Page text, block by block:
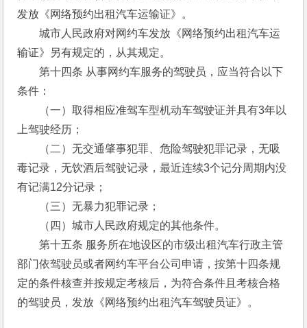
发放《网络预约出租汽车运输证》。
城市人民政府对网约车发放《网络预约出租汽车运
输证》另有规定的，从其规定。
第十四条 从事网约车服务的驾驶员，应当符合以下
条件：
（一）取得相应准驾车型机动车驾驶证并具有3年以
上驾驶经历；
（二）无交通肇事犯罪、危险驾驶犯罪记录，无吸
毒记录，无饮酒后驾驶记录，最近连续3个记分周期内没
有记满12分记录；
（三）无暴力犯罪记录；
（四）城市人民政府规定的其他条件。
第十五条 服务所在地设区的市级出租汽车行政主管
部门依驾驶员或者网约车平台公司申请，按第十四条规
定的条件核查并按规定考核后，为符合条件且考核合格
的驾驶员，发放《网络预约出租汽车驾驶员证》。